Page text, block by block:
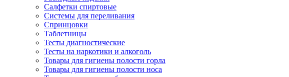
Салфетки спиртовые
Системы для переливания
Спринцовки
Таблетницы
Тесты диагностические
Тесты на наркотики и алкоголь
Товары для гигиены полости горла
Товары для гигиены полости носа